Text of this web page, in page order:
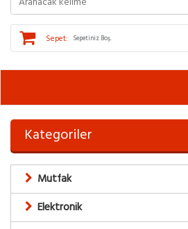
Sepet: Sepetiniz Boş.
Kategoriler
Mutfak
Elektronik